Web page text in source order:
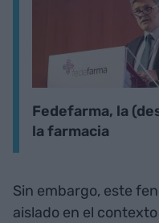
Fedefarma, la
la farmacia
Sin embargo, este
aislado en el